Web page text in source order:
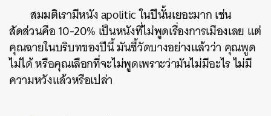
สมมติเรามีหนัง apolitic ในปีนั้นเยอะมาก เช่น
สัดส่วนคือ 10-20% เป็นหนังที่ไม่พูดเรื่องการเมืองเลย แต่
คุณฉายในบริบทของปีนี้ มันชี้วัดบางอย่างแล้วว่า คุณพูด
ไม่ได้ หรือคุณเลือกที่จะไม่พูดเพราะว่ามันไม่มีอะไร ไม่มี
ความหวังแล้วหรือเปล่า